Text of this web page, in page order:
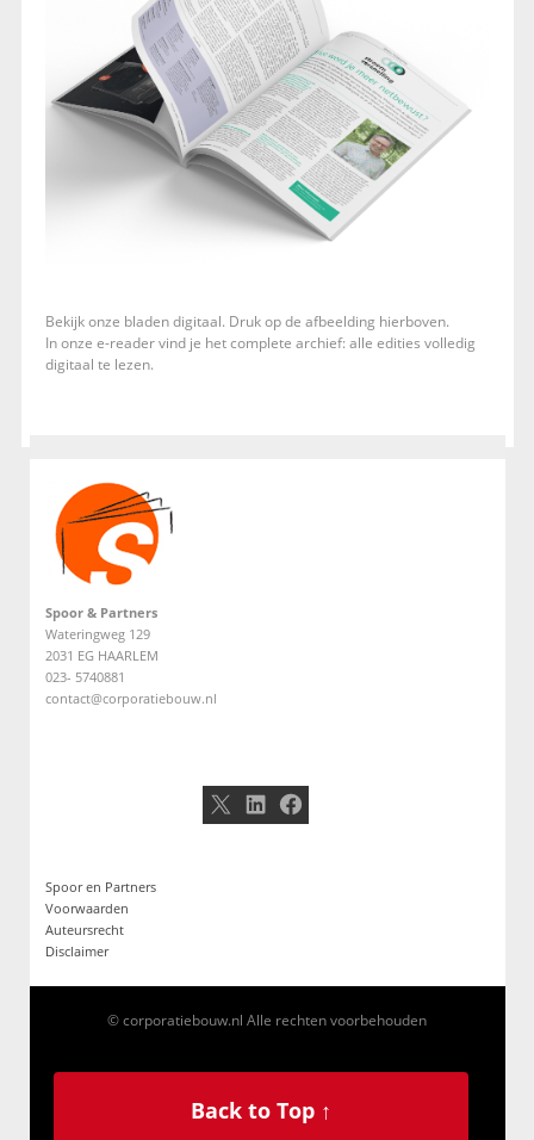
Bekijk onze bladen digitaal. Druk op de afbeelding hierboven.
In onze e-reader vind je het complete archief: alle edities volledig
digitaal te lezen.
Spoor & Partners
Wateringweg 129
2031 EG HAARLEM
023- 5740881
contact@corporatiebouw.nl
X LinkedIn
Facebook
Spoor en Partners
Voorwaarden
Auteursrecht
Disclaimer
© corporatiebouw.nl Alle rechten voorbehouden
Back to Top ↑